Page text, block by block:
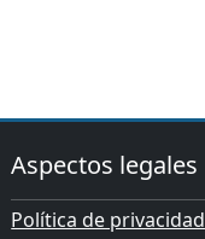
Aspectos legales
Política de privacidad